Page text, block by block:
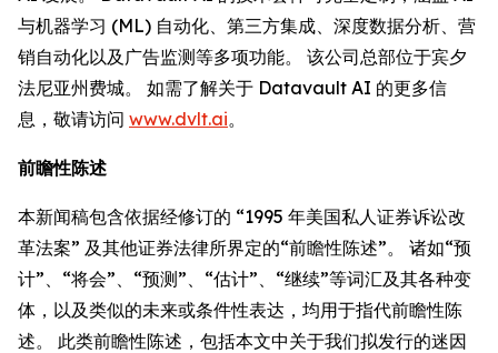
与机器学习 (ML) 自动化、第三方集成、深度数据分析、营
销自动化以及广告监测等多项功能。 该公司总部位于宾夕
法尼亚州费城。 如需了解关于 Datavault AI 的更多信
息，敬请访问 www.dvlt.ai。
前瞻性陈述
本新闻稿包含依据经修订的 “1995 年美国私人证券诉讼改
革法案” 及其他证券法律所界定的“前瞻性陈述”。 诸如“预
计”、“将会”、“预测”、“估计”、“继续”等词汇及其各种变
体，以及类似的未来或条件性表达，均用于指代前瞻性陈
述。 此类前瞻性陈述，包括本文中关于我们拟发行的迷因